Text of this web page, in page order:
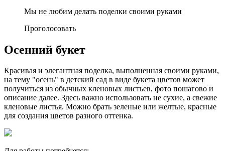
Мы не любим делать поделки своими руками
Проголосовать
Осенний букет
Красивая и элегантная поделка, выполненная своими руками,
на тему "осень" в детский сад в виде букета цветов может
получиться из обычных кленовых листьев, фото пошагово и
описание далее. Здесь важно использовать не сухие, а свежие
кленовые листья. Можно брать зеленые или желтые, красные
для создания цветов разного оттенка.